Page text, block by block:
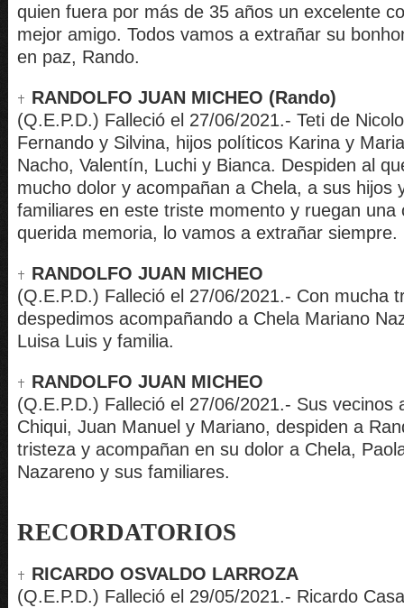
quien fuera por más de 35 años un excelente
mejor amigo. Todos vamos a extrañar su
en paz, Rando.
RANDOLFO JUAN MICHEO (Rando)
(Q.E.P.D.) Falleció el 27/06/2021.- Teti de
Fernando y Silvina, hijos políticos Karina y
Nacho, Valentín, Luchi y Bianca. Despiden al
mucho dolor y acompañan a Chela, a sus hijos
familiares en este triste momento y ruegan una
querida memoria, lo vamos a extrañar siempre.
RANDOLFO JUAN MICHEO
(Q.E.P.D.) Falleció el 27/06/2021.- Con mucha
despedimos acompañando a Chela Mariano
Luisa Luis y familia.
RANDOLFO JUAN MICHEO
(Q.E.P.D.) Falleció el 27/06/2021.- Sus vecinos
Chiqui, Juan Manuel y Mariano, despiden a
tristeza y acompañan en su dolor a Chela,
Nazareno y sus familiares.
RECORDATORIOS
RICARDO OSVALDO LARROZA
(Q.E.P.D.) Falleció el 29/05/2021.- Ricardo